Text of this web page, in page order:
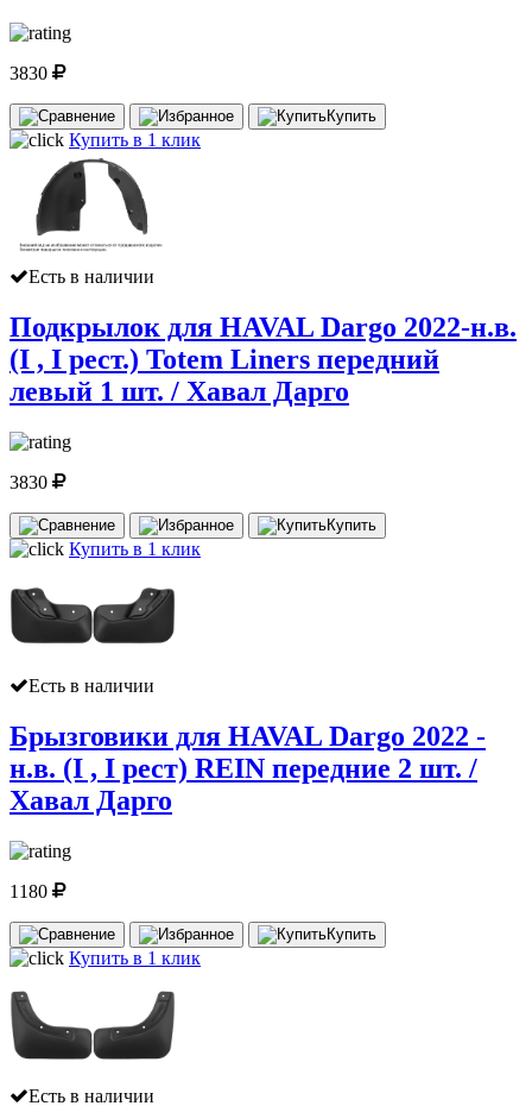
3830
Купить
Купить в 1 клик
Есть в наличии
Подкрылок для HAVAL Dargo 2022-н.в.
(I , I рест.) Totem Liners передний
левый 1 шт. / Хавал Дарго
3830
Купить
Купить в 1 клик
Есть в наличии
Брызговики для HAVAL Dargo 2022 -
н.в. (I , I рест) REIN передние 2 шт. /
Хавал Дарго
1180
Купить
Купить в 1 клик
Есть в наличии